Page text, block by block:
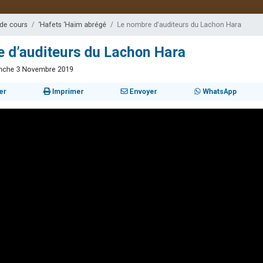
cours ‘Hafets ‘Haïm abrégé Le nombre d’auditeurs du Lachon Hara
d’auditeurs du Lachon Hara
3 Novembre 2019
Imprimer Envoyer WhatsApp